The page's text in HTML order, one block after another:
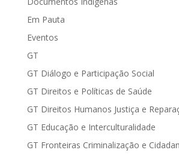
Em Pauta
Eventos
GT
GT Diálogo e Participação Social
GT Direitos e Políticas de Saúde
GT Direitos Humanos Justiça e
GT Educação e Interculturalidade
GT Fronteiras Criminalização e